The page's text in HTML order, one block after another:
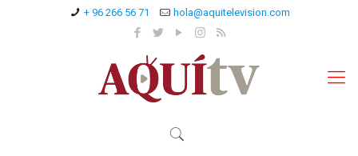
+ 96 266 56 71 hola@aquitelevision.com